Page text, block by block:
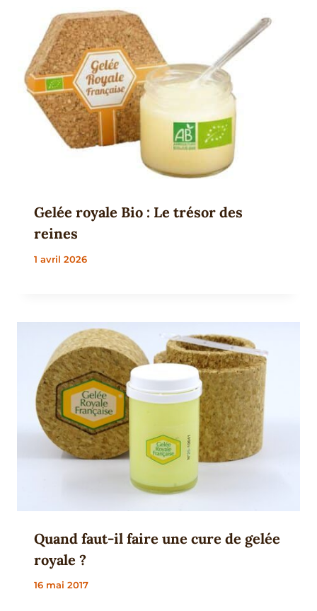
Gelée royale Bio : Le trésor des
reines
1 avril 2026
Quand faut-il faire une cure de gelée
royale ?
16 mai 2017